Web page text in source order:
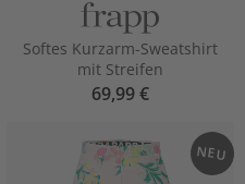
Softes Kurzarm-Sweatshirt
mit Streifen
69,99 €
NEU